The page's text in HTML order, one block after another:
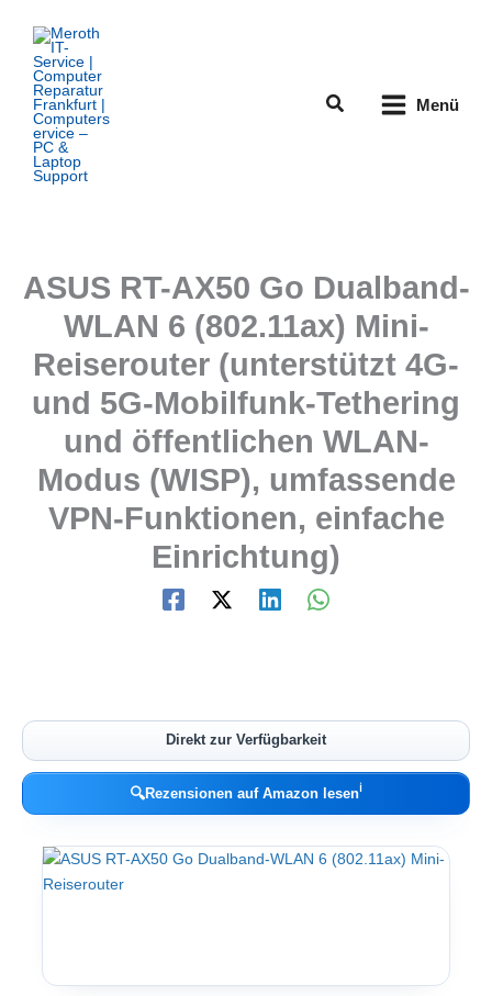
Inhalt
springen
Suchen Menü
ASUS RT-AX50 Go Dualband-
WLAN 6 (802.11ax) Mini-
Reiserouter (unterstützt 4G-
und 5G-Mobilfunk-Tethering
und öffentlichen WLAN-
Modus (WISP), umfassende
VPN-Funktionen, einfache
Einrichtung)
Direkt zur Verfügbarkeit
🔍Rezensionen auf Amazon lesenℹ︎